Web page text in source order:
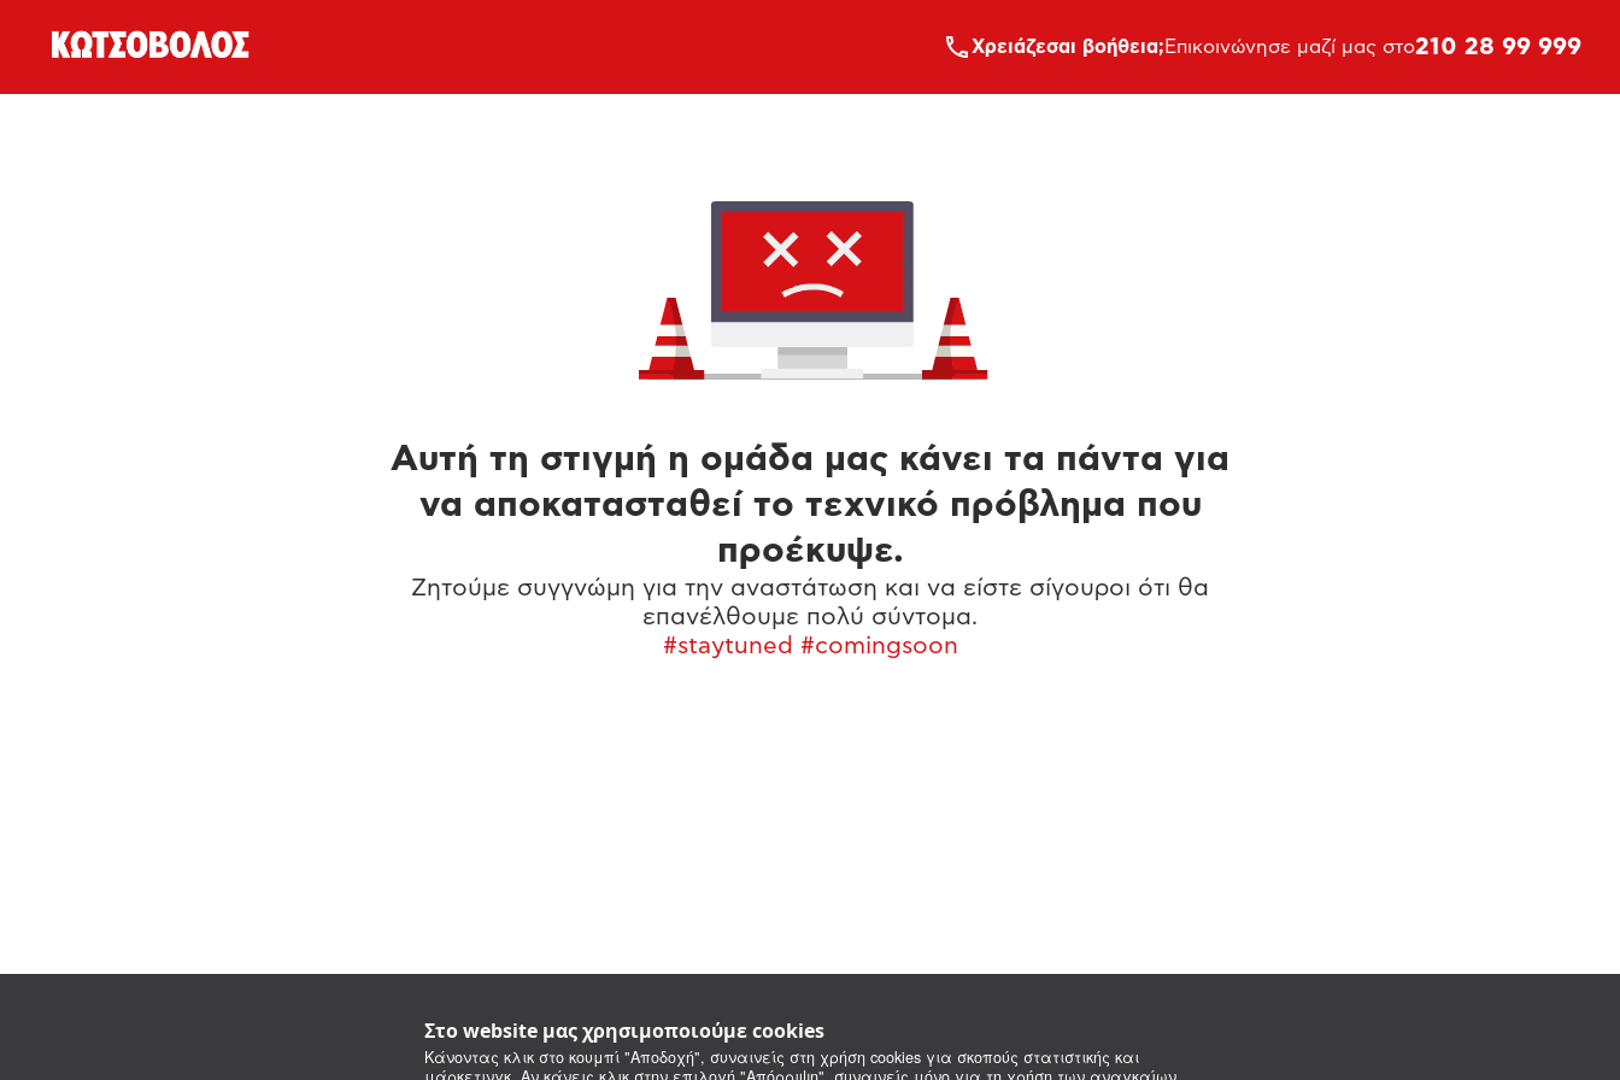
Στο website μας χρησιμοποιούμε cookies
Κάνοντας κλικ στο κουμπί "Αποδοχή", συναινείς στη χρήση cookies για σκοπούς στατιστικής και
Xρειάζεσαι βοήθεια; Επικοινώνησε μαζί μας στο210 28 99 999
Αυτή τη στιγμή η ομάδα μας κάνει τα πάντα για
να αποκατασταθεί το τεχνικό πρόβλημα που
προέκυψε.
Ζητούμε συγγνώμη για την αναστάτωση και να είστε σίγουροι ότι θα
επανέλθουμε πολύ σύντομα.
#staytuned #comingsoon